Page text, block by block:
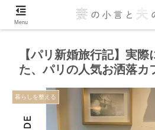
【パリ新婚旅行記】実際
た、パリの人気お洒落カ
暮らしを整える
Menu